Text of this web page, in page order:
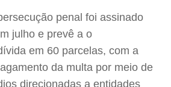
penal foi assinado
julho e prevê a o
em 60 parcelas, com a
da multa por meio de
direcionadas a entidades